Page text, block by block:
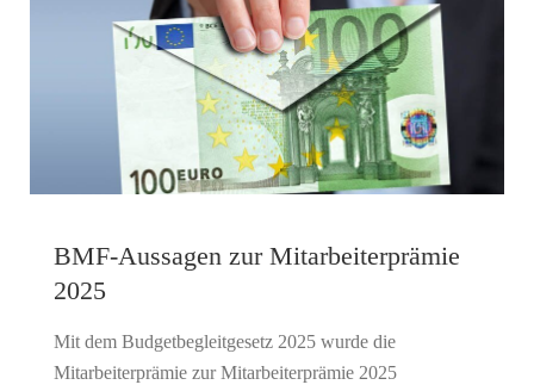
BMF-Aussagen zur Mitarbeiter­prämie
2025
Mit dem Budgetbegleitgesetz 2025 wurde die
Mitarbeiterprämie zur Mitarbeiterprämie 2025